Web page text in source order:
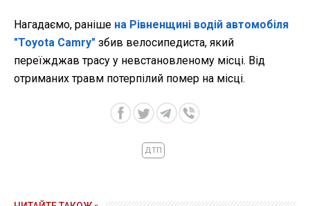
Нагадаємо, раніше на Рівненщині водій автомобіля
"Toyota Camry" збив велосипедиста, який
переїжджав трасу у невстановленому місці. Від
отриманих травм потерпілий помер на місці.
ДТП